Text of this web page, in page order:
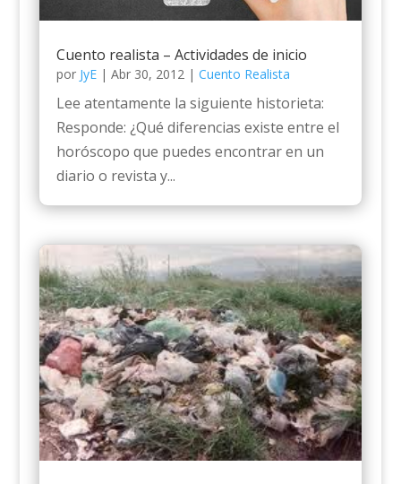
Cuento realista – Actividades de inicio
por JyE| Abr 30, 2012| Cuento Realista
Lee atentamente la siguiente historieta:
Responde: ¿Qué diferencias existe entre el
horóscopo que puedes encontrar en un
diario o revista y...